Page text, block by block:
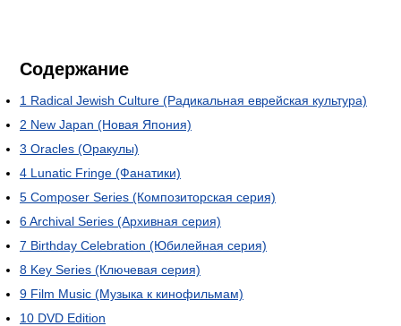
Содержание
1 Radical Jewish Culture (Радикальная еврейская культура)
2 New Japan (Новая Япония)
3 Oracles (Оракулы)
4 Lunatic Fringe (Фанатики)
5 Composer Series (Композиторская серия)
6Archival Series (Архивная серия)
7 Birthday Celebration (Юбилейная серия)
8 Key Series (Ключевая серия)
9 Film Music (Музыка к кинофильмам)
10 DVD Edition